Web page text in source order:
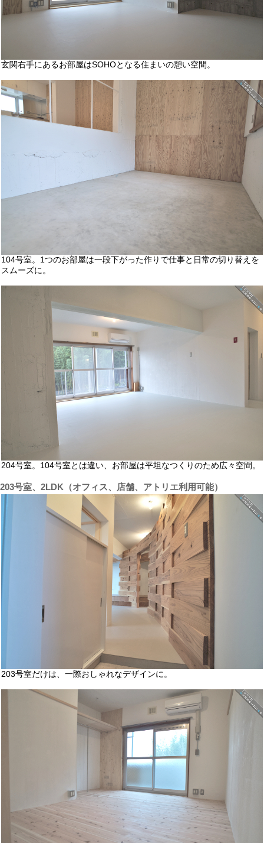
玄関右手にあるお部屋はSOHOとなる住まいの憩い空間。
104号室。1つのお部屋は一段下がった作りで仕事と日常の切り替えを
スムーズに。
204号室。104号室とは違い、お部屋は平坦なつくりのため広々空間。
203号室、2LDK（オフィス、店舗、アトリエ利用可能）
203号室だけは、一際おしゃれなデザインに。